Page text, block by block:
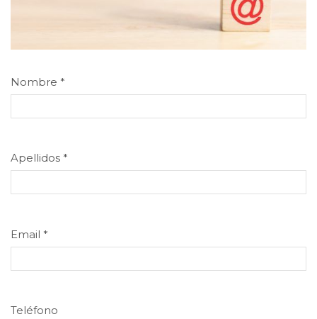
Nombre *
Apellidos *
Email *
Teléfono